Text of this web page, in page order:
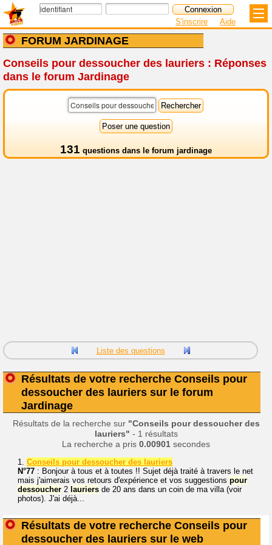
FORUM JARDINAGE
S'inscrire Aide
Conseils pour dessoucher des lauriers : Réponses
dans le forum Jardinage
131 questions dans le forum jardinage
Liste des questions
Résultats de votre recherche Conseils pour
dessoucher des lauriers sur le forum
Jardinage
Résultats de la recherche sur "Conseils pour dessoucher des
lauriers" - 1 résultats
La recherche a pris 0.00901 secondes
1. Conseils pour dessoucher des lauriers
N°77 : Bonjour à tous et à toutes !! Sujet déjà traité à travers le net
mais j'aimerais vos retours d'expérience et vos suggestions pour
dessoucher 2 lauriers de 20 ans dans un coin de ma villa (voir
photos). J'ai déjà...
Résultats de votre recherche Conseils pour
dessoucher des lauriers sur le web